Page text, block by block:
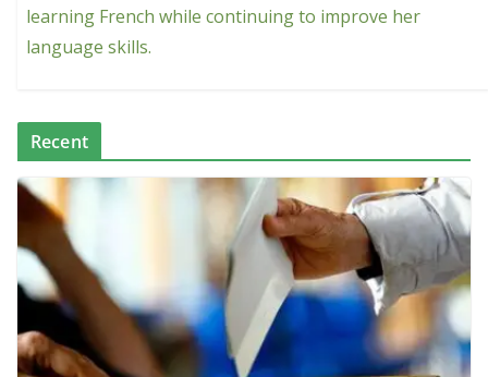
learning French while continuing to improve her
language skills.
Recent